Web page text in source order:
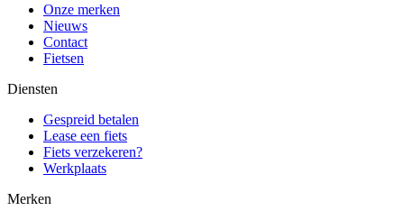
Onze merken
Nieuws
Contact
Fietsen
Diensten
Gespreid betalen
Lease een fiets
Fiets verzekeren?
Werkplaats
Merken